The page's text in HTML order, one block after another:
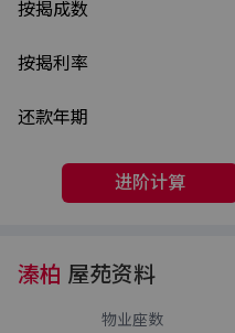
按揭成数
按揭利率
还款年期
进阶计算
溱柏 屋苑资料
物业座数